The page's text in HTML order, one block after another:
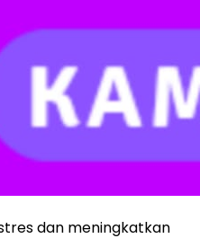
dan meningkatkan